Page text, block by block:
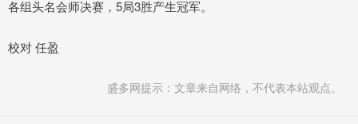
各组头名会师决赛，5局3胜产生冠军。
校对 任盈
盛多网提示：文章来自网络，不代表本站观点。